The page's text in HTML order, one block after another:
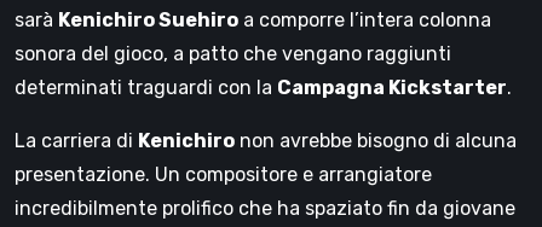
sarà Kenichiro Suehiro a comporre l’intera colonna
sonora del gioco, a patto che vengano raggiunti
determinati traguardi con la Campagna Kickstarter.
La carriera di Kenichiro non avrebbe bisogno di alcuna
presentazione. Un compositore e arrangiatore
incredibilmente prolifico che ha spaziato fin da giovane